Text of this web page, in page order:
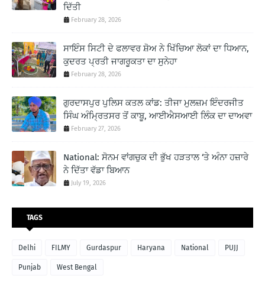
ਦਿੱਤੀ
February 28, 2026
ਸਾਇੰਸ ਸਿਟੀ ਦੇ ਫਲਾਵਰ ਸ਼ੋਅ ਨੇ ਖਿੱਚਿਆ ਲੋਕਾਂ ਦਾ ਧਿਆਨ,
ਕੁਦਰਤ ਪ੍ਰਤੀ ਜਾਗਰੂਕਤਾ ਦਾ ਸੁਨੇਹਾ
February 28, 2026
ਗੁਰਦਾਸਪੁਰ ਪੁਲਿਸ ਕਤਲ ਕਾਂਡ: ਤੀਜਾ ਮੁਲਜ਼ਮ ਇੰਦਰਜੀਤ
ਸਿੰਘ ਅੰਮ੍ਰਿਤਸਰ ਤੋਂ ਕਾਬੂ, ਆਈਐਸਆਈ ਲਿੰਕ ਦਾ ਦਾਅਵਾ
February 27, 2026
National: ਸੋਨਮ ਵਾਂਗਚੁਕ ਦੀ ਭੁੱਖ ਹੜਤਾਲ ‘ਤੇ ਅੰਨਾ ਹਜ਼ਾਰੇ
ਨੇ ਦਿੱਤਾ ਵੱਡਾ ਬਿਆਨ
July 19, 2026
TAGS
Delhi FILMY Gurdaspur Haryana National PUJJ
Punjab West Bengal